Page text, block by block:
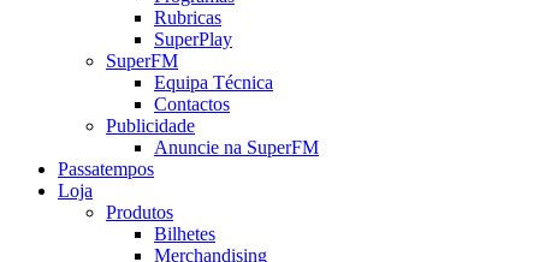
Rubricas
SuperPlay
SuperFM
Equipa Técnica
Contactos
Publicidade
Anuncie na SuperFM
Passatempos
Loja
Produtos
Bilhetes
Merchandising